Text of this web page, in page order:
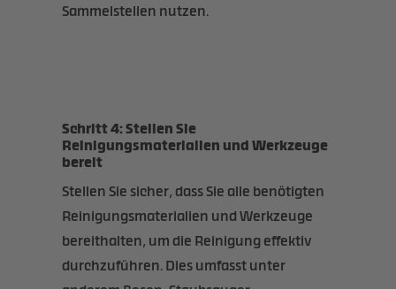
Sammelstellen nutzen.
Schritt 4: Stellen Sie
Reinigungsmaterialien und Werkzeuge
bereit
Stellen Sie sicher, dass Sie alle benötigten
Reinigungsmaterialien und Werkzeuge
bereithalten, um die Reinigung effektiv
durchzuführen. Dies umfasst unter